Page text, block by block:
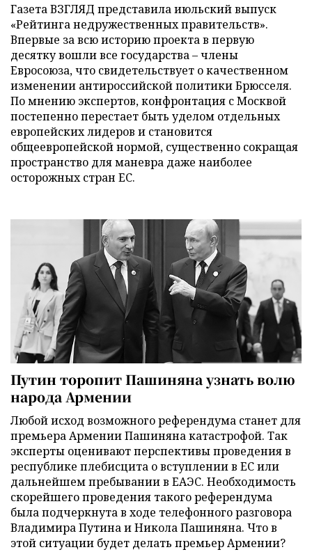
Газета ВЗГЛЯД представила июльский выпуск
«Рейтинга недружественных правительств».
Впервые за всю историю проекта в первую
десятку вошли все государства – члены
Евросоюза, что свидетельствует о качественном
изменении антироссийской политики Брюсселя.
По мнению экспертов, конфронтация с Москвой
постепенно перестает быть уделом отдельных
европейских лидеров и становится
общеевропейской нормой, существенно сокращая
пространство для маневра даже наиболее
осторожных стран ЕС.
Путин торопит Пашиняна узнать волю
народа Армении
Любой исход возможного референдума станет для
премьера Армении Пашиняна катастрофой. Так
эксперты оценивают перспективы проведения в
республике плебисцита о вступлении в ЕС или
дальнейшем пребывании в ЕАЭС. Необходимость
скорейшего проведения такого референдума
была подчеркнута в ходе телефонного разговора
Владимира Путина и Никола Пашиняна. Что в
этой ситуации будет делать премьер Армении?